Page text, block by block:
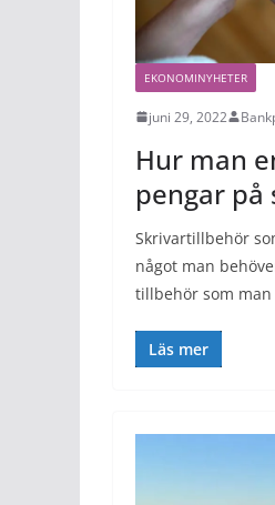
EKONOMINYHETER
juni 29, 2022
Hur man
pengar
Skrivartillbehör
något man
tillbehör som
Läs mer